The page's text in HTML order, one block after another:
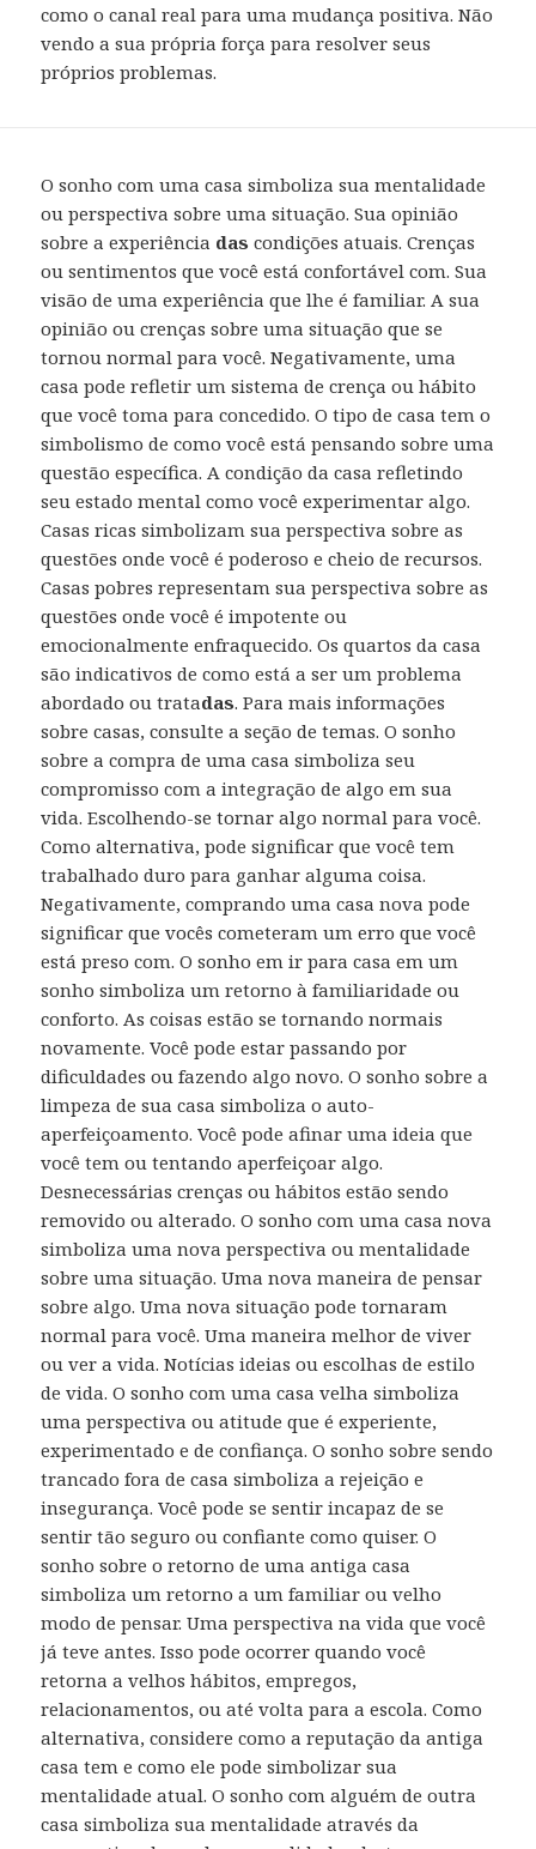
como o canal real para uma mudança positiva. Não
vendo a sua própria força para resolver seus
próprios problemas.
O sonho com uma casa simboliza sua mentalidade
ou perspectiva sobre uma situação. Sua opinião
sobre a experiência das condições atuais. Crenças
ou sentimentos que você está confortável com. Sua
visão de uma experiência que lhe é familiar. A sua
opinião ou crenças sobre uma situação que se
tornou normal para você. Negativamente, uma
casa pode refletir um sistema de crença ou hábito
que você toma para concedido. O tipo de casa tem o
simbolismo de como você está pensando sobre uma
questão específica. A condição da casa refletindo
seu estado mental como você experimentar algo.
Casas ricas simbolizam sua perspectiva sobre as
questões onde você é poderoso e cheio de recursos.
Casas pobres representam sua perspectiva sobre as
questões onde você é impotente ou
emocionalmente enfraquecido. Os quartos da casa
são indicativos de como está a ser um problema
abordado ou tratadas. Para mais informações
sobre casas, consulte a seção de temas. O sonho
sobre a compra de uma casa simboliza seu
compromisso com a integração de algo em sua
vida. Escolhendo-se tornar algo normal para você.
Como alternativa, pode significar que você tem
trabalhado duro para ganhar alguma coisa.
Negativamente, comprando uma casa nova pode
significar que vocês cometeram um erro que você
está preso com. O sonho em ir para casa em um
sonho simboliza um retorno à familiaridade ou
conforto. As coisas estão se tornando normais
novamente. Você pode estar passando por
dificuldades ou fazendo algo novo. O sonho sobre a
limpeza de sua casa simboliza o auto-
aperfeiçoamento. Você pode afinar uma ideia que
você tem ou tentando aperfeiçoar algo.
Desnecessárias crenças ou hábitos estão sendo
removido ou alterado. O sonho com uma casa nova
simboliza uma nova perspectiva ou mentalidade
sobre uma situação. Uma nova maneira de pensar
sobre algo. Uma nova situação pode tornaram
normal para você. Uma maneira melhor de viver
ou ver a vida. Notícias ideias ou escolhas de estilo
de vida. O sonho com uma casa velha simboliza
uma perspectiva ou atitude que é experiente,
experimentado e de confiança. O sonho sobre sendo
trancado fora de casa simboliza a rejeição e
insegurança. Você pode se sentir incapaz de se
sentir tão seguro ou confiante como quiser. O
sonho sobre o retorno de uma antiga casa
simboliza um retorno a um familiar ou velho
modo de pensar. Uma perspectiva na vida que você
já teve antes. Isso pode ocorrer quando você
retorna a velhos hábitos, empregos,
relacionamentos, ou até volta para a escola. Como
alternativa, considere como a reputação da antiga
casa tem e como ele pode simbolizar sua
mentalidade atual. O sonho com alguém de outra
casa simboliza sua mentalidade através da